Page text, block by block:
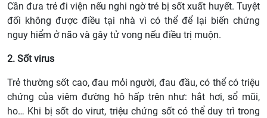
Cần đưa trẻ đi viện nếu nghi ngờ trẻ bị sốt xuất huyết. Tuyệt
đối không được điều tại nhà vì có thể để lại biến chứng
nguy hiểm ở não và gây tử vong nếu điều trị muộn.
2. Sốt virus
Trẻ thường sốt cao, đau mỏi người, đau đầu, có thể có triệu
chứng của viêm đường hô hấp trên như: hắt hơi, sổ mũi,
ho… Khi bị sốt do virut, triệu chứng sốt có thể duy trì trong